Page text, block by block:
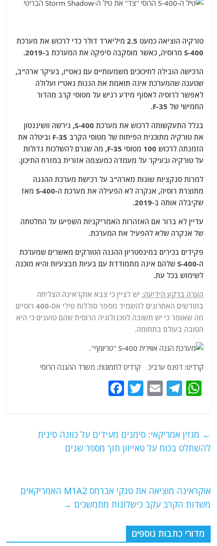
טורקיה הוציאה כמעט 2.5 מיליארד דולר כדי לרכוש את מערכת
S-400 מרוסיה, כאשר מוסקבה סיפקה את המערכת ב-2019.
הרכישה הובילה לחיכוכים משמעותיים עם נאט"ו, בעיקר ארה"ב,
שטענה שהמערכת אינה תואמת את הגנות נאט"ו ועלולה
לאפשר לרוסיה לאסוף מידע רגיש על מטוסי קרב מהדור
החמישי של F-35.
בגלל התעקשותה לרכוש את מערכת S-400, גירשה וושינגטון
את טורקיה מתוכנית הפיתוח של מטוסי הקרב F-35 וביטלה את
הזמנתה לרכוש 100 מטוסי F-35, מה שגרם להשלכות גדולות
על טורקיה ובעיקר על מעמדה כמעצמה אזורית במזרח התיכון.
למרות סנקציות שונות מארה"ב על רכישת מערכת ההגנה
מתוצרת רוסיה, אנקרה לא הפעילה את מערכת ה-S-400 מאז
שקיבלה אותה ב-2019.
עדיין לא ברור אם האזהרות האמריקניות השפיעו על החלטתה
של אנקרה שלא להפעיל את המערכת.
פקידים בכירים במינסטריון ההגנה הטורקים מאשרים שמערכת
ה-S-400 שלהם אינה מתמודדת עם בעיות מבצעיות והיא מוכנה
לשימוש בכל עת.
הערה ברקע הידיעה: יש לציין כי צבא אוקראינה הצליחה
בחודשים האחרונים להשמיד מספר סוללות טילי אס-400 רוסיים
מה שאומר כי יש תשובה לטכנולוגיה הרוסית שהם טוענים כי היא
הטובה בעולם בתחומה.
קרדיט: דפנס ערביכ קרדיט לתמונות: משרד ההגנה הרוסי
W
s
A
T
g
ra
E
l
T
er
e
b
k
← מגזין אמריקאי: סימנים מעידים על כוונה סינית
להשתלט בכוח על טאייוון תוך מספר שנים
אוקראינה מוציאה את טנקי אברמס M1A2 האמריקאים
משדות הקרב עקב כישלונות מתמשכים →
מדורי כתבות נוספים